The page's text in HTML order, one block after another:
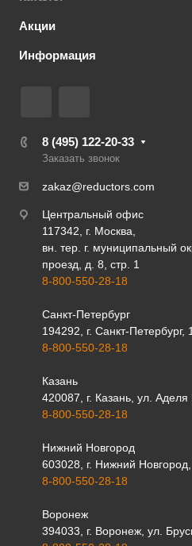
Акции
Информация
8 (495) 122-20-33
Заказать звонок
zakaz@reductors.com
Центральный офис
117342, г. Москва,
вн. тер. г. муниципальный
проезд, д. 8, стр. 1
8-800-550-28-18
Санкт-Петербург
194292, г. Санкт-
8-800-550-28-18
Казань
420087, г. Казань, ул. Аделя
8-800-550-28-18
Нижний Новгород
603028, г. Нижний
8-800-550-28-18
Воронеж
394033, г. Воронеж, ул.